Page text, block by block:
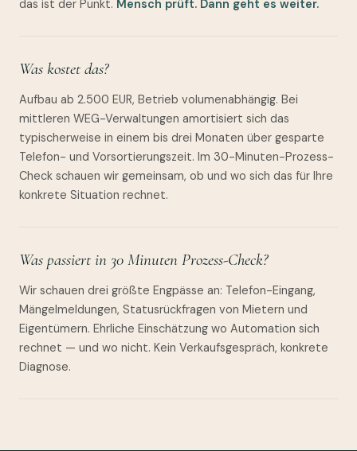
das ist der Punkt. Mensch prüft. Dann geht es weiter.
Was kostet das?
Aufbau ab 2.500 EUR, Betrieb volumenabhängig. Bei
mittleren WEG-Verwaltungen amortisiert sich das
typischerweise in einem bis drei Monaten über gesparte
Telefon- und Vorsortierungszeit. Im 30-Minuten-Prozess-
Check schauen wir gemeinsam, ob und wo sich das für Ihre
konkrete Situation rechnet.
Was passiert in 30 Minuten Prozess-Check?
Wir schauen drei größte Engpässe an: Telefon-Eingang,
Mängelmeldungen, Statusrückfragen von Mietern und
Eigentümern. Ehrliche Einschätzung wo Automation sich
rechnet — und wo nicht. Kein Verkaufsgespräch, konkrete
Diagnose.